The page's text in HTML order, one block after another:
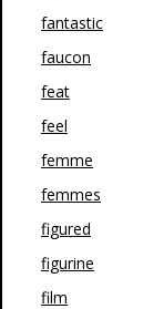
fantastic
faucon
feat
feel
femme
femmes
figured
figurine
film